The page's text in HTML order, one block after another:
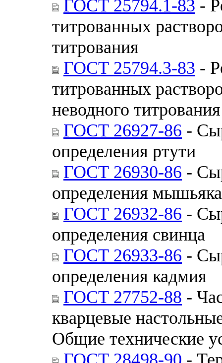
ГОСТ 25794.1-83 -
титрованных
титрования
ГОСТ 25794.3-83 -
титрованных
неводного
ГОСТ 26927-86 -
определения ртути
ГОСТ 26930-86 -
определения мышьяка
ГОСТ 26932-86 -
определения свинца
ГОСТ 26933-86 -
определения кадмия
ГОСТ 27752-88 -
кварцевые
Общие технические